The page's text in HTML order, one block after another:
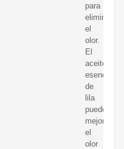
para
eliminar
el
olor.
El
aceite
esencial
de
lila
puede
mejorar
el
olor